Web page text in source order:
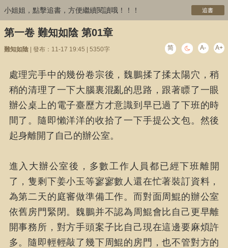
小姐姐，點擊追書，方便繼續閱讀哦！！！ 追書
第一卷 難知如陰 第01章
難知如陰| 發布：11-17 19:45 | 5350字 简 A- A+
處理完手中的幾份卷宗後，魏鵬揉了揉太陽穴，稍
稍的清理了一下大腦裏混亂的思路，跟著瞟了一眼
辦公桌上的電子臺歷方才意識到早已過了下班的時
間了。隨即懶洋洋的收拾了一下手提公文包。然後
起身離開了自己的辦公室。
進入大辦公室後，多數工作人員都已經下班離開
了，隻剩下姜小玉等寥寥數人還在忙著裝訂資料，
為第二天的庭審做準備工作。而對面周鯤的辦公室
依舊房門緊閉。魏鵬并不認為周鯤會比自己更早離
開事務所，對方手頭案子比自己現在這邊要麻煩許
多。隨即輕輕敲了幾下周鯤的房門，也不管對方的